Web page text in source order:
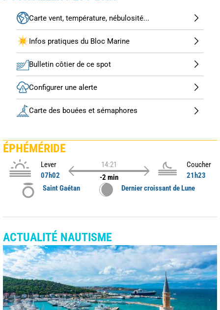
Carte vent, température, nébulosité...
Infos pratiques du Bloc Marine
Bulletin côtier de ce spot
Configurer une alerte
Carte des bouées et sémaphores
ÉPHÉMÉRIDE
Lever
07h02
14:21
-2 min
Coucher
21h23
Saint Gaétan
Dernier croissant de Lune
ACTUALITÉ NAUTISME